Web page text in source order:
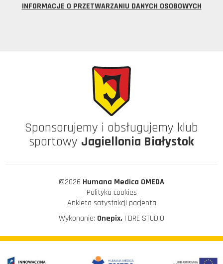
INFORMACJE O PRZETWARZANIU DANYCH OSOBOWYCH
Sponsorujemy i obsługujemy klub
sportowy Jagiellonia Białystok
©2026 Humana Medica OMEDA
Polityka cookies
Ankieta satysfakcji pacjenta
Wykonanie: Onepix. | DRE STUDIO